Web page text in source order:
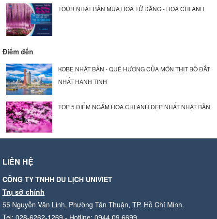
TOUR NHẬT BẢN MÙA HOA TỬ ĐẰNG - HOA CHI ANH
Điểm đến
KOBE NHẬT BẢN - QUÊ HƯƠNG CỦA MÓN THỊT BÒ ĐẮT
NHẤT HÀNH TINH
TOP 5 ĐIỂM NGẮM HOA CHI ANH ĐẸP NHẤT NHẬT BẢN
LIÊN HỆ
CÔNG TY TNHH DU LỊCH UNIVIET
Trụ sở chính
55 Nguyễn Văn Linh, Phường Tân Thuận, TP. Hồ Chí Minh.